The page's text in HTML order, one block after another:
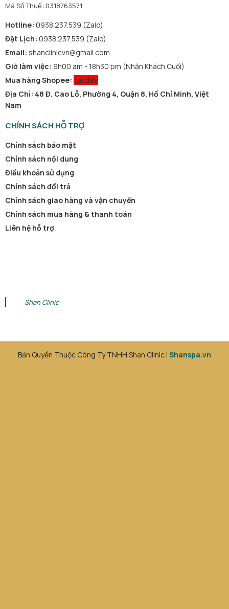
Mã Số Thuế: 0318763571
Hotline: 0938.237.539 (Zalo)
Đặt Lịch: 0938.237.539 (Zalo)
Email: shanclinicvn@gmail.com
Giờ làm việc: 9h00 am - 18h30 pm (Nhận Khách Cuối)
Mua hàng Shopee: tại đây
Địa Chỉ: 48 Đ. Cao Lỗ, Phường 4, Quận 8, Hồ Chí Minh, Việt
Nam
CHÍNH SÁCH HỖ TRỢ
Chính sách bảo mật
Chính sách nội dung
Điều khoản sử dụng
Chính sách đổi trả
Chính sách giao hàng và vận chuyển
Chính sách mua hàng & thanh toán
Liên hệ hỗ trợ
Shan Clinic
Bản Quyền Thuộc Công Ty TNHH Shan Clinic | Shanspa.vn